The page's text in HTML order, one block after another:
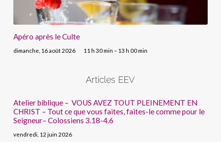
Apéro après le Culte
dimanche, 16 août 2026 11 h 30 min – 13 h 00 min
Articles EEV
Atelier biblique – VOUS AVEZ TOUT PLEINEMENT EN
CHRIST – Tout ce que vous faites, faites-le comme pour le
Seigneur– Colossiens 3.18-4.6
vendredi, 12 juin 2026